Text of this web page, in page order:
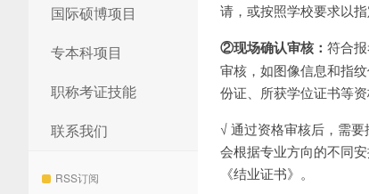
国际硕博项目
专本科项目
职称考证技能
联系我们
RSS订阅
请，或按照学校要求以
②现场确认审核： 符合
审核，如图像信息和指
份证、所获学位证书等资
√ 通过资格审核后，需
会根据专业方向的不同
《结业证书》。